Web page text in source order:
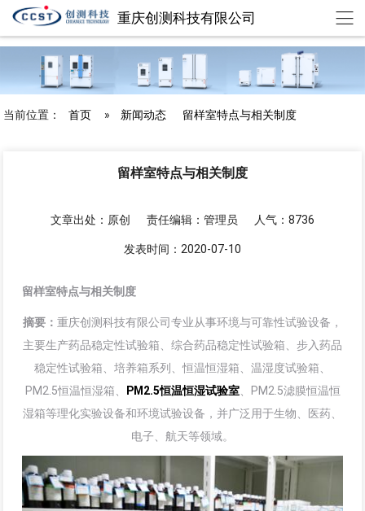
重庆创测科技有限公司
欢迎来到重庆创测科技有限公司 chuangce@cqccst.com
当前位置： 首页 » 新闻动态 留样室特点与相关制度
留样室特点与相关制度
文章出处：原创 责任编辑：管理员 人气：8736
发表时间：2020-07-10
留样室特点与相关制度
摘要： 重庆创测科技有限公司专业从事环境与可靠性试验设备，
主要生产药品稳定性试验箱、综合药品稳定性试验箱、步入药品
稳定性试验箱、培养箱系列、恒温恒湿箱、温湿度试验箱、
PM2.5恒温恒湿箱、
PM2.5恒温恒湿试验室、PM2.5滤膜恒温恒
湿箱等理化实验设备和环境试验设备，并广泛用于生物、医药、
电子、航天等领域。